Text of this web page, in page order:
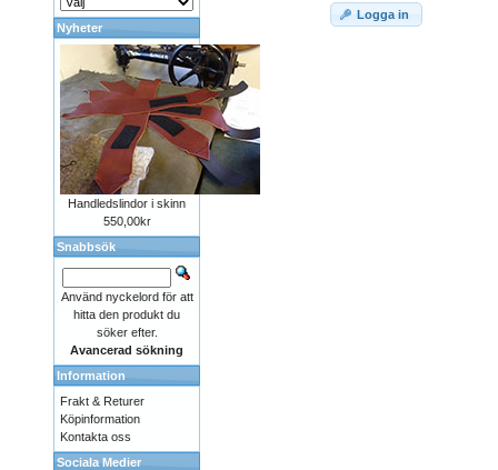
Logga in
Nyheter
Handledslindor i skinn
550,00kr
Snabbsök
Använd nyckelord för att
hitta den produkt du
söker efter.
Avancerad sökning
Information
Frakt & Returer
Köpinformation
Kontakta oss
Sociala Medier